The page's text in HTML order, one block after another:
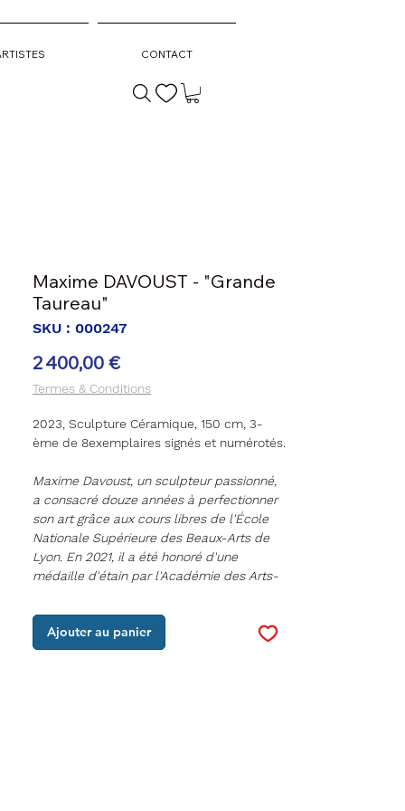
CONTACT
Maxime DAVOUST - "Grande
Taureau"
SKU : 000247
2 400,00 €Prix
Termes & Conditions
2023, Sculpture Céramique, 150 cm, 3-
ème de 8exemplaires signés et numérotés.
Maxime Davoust, un sculpteur passionné,
a consacré douze années à perfectionner
son art grâce aux cours libres de l'École
Nationale Supérieure des Beaux-Arts de
Lyon. En 2021, il a été honoré d'une
médaille d'étain par l'Académie des Arts-
Cependant, sa quête artistique l'a
également conduit à Sofia, en Bulgarie, où
Ajouter au panier